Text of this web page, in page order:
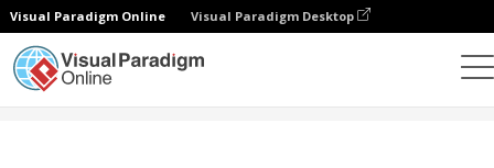
Visual Paradigm Online Visual Paradigm Desktop